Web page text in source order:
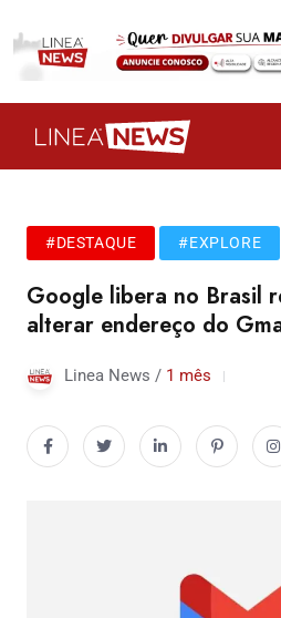
#DESTAQUE #EXPLORE
Google libera no Brasil
alterar endereço do
Linea News / 1 mês